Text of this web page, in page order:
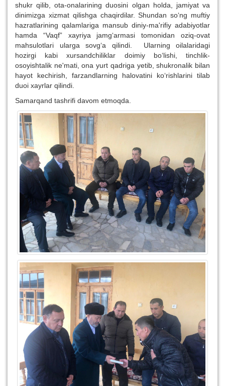
shukr qilib, ota-onalarining duosini olgan holda, jamiyat va
dinimizga xizmat qilishga chaqirdilar. Shundan so‘ng muftiy
hazratlarining qalamlariga mansub diniy-ma'rifiy adabiyotlar
hamda “Vaqf” xayriya jamg‘armasi tomonidan oziq-ovat
mahsulotlari ularga sovg‘a qilindi. Ularning oilalaridagi
hozirgi kabi xursandchiliklar doimiy bo‘lishi, tinchlik-
osoyishtalik ne'mati, ona yurt qadriga yetib, shukronalik bilan
hayot kechirish, farzandlarning halovatini ko‘rishlarini tilab
duoi xayrlar qilindi.
Samarqand tashrifi davom etmoqda.